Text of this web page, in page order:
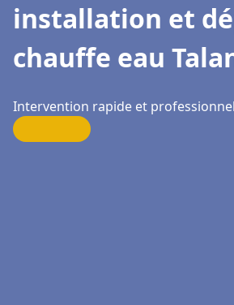
installation et
chauffe eau
Intervention rapide et